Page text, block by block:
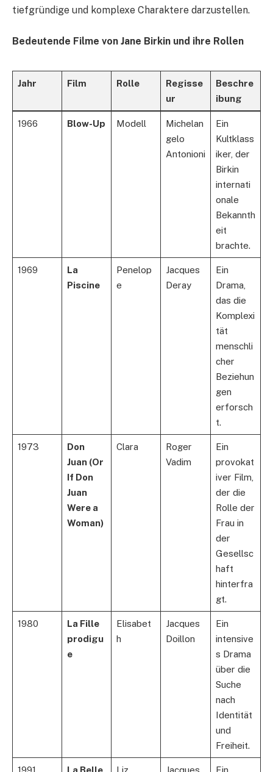
tiefgründige und komplexe Charaktere darzustellen.
Bedeutende Filme von Jane Birkin und ihre Rollen
Jahr Film Rolle
Regisse
ur
Beschre
ibung
1966 Blow-Up Modell
Michelan
gelo
Antonioni
Ein
Kultklass
iker, der
Birkin
internati
onale
Bekannth
eit
brachte.
1969
La
Piscine
Penelop
e
Jacques
Deray
Ein
Drama,
das die
Komplexi
tät
menschli
cher
Beziehun
gen
erforsch
t.
1973
Don
Juan (Or
If Don
Juan
Were a
Woman)
Clara
Roger
Vadim
Ein
provokat
iver Film,
der die
Rolle der
Frau in
der
Gesellsc
haft
hinterfra
gt.
1980
La Fille
prodigu
e
Elisabet
h
Jacques
Doillon
Ein
intensive
s Drama
über die
Suche
nach
Identität
und
Freiheit.